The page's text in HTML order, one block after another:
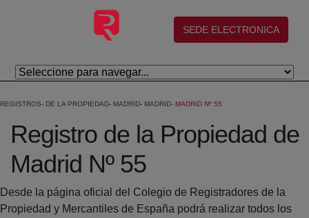
Salta al contingut principal
(abre en nueva ventana)
SEDE ELECTRONICA
REGISTROS DE LA PROPIEDAD MADRID MADRID MADRID Nº 55
Registro de la Propiedad de
Madrid Nº 55
Desde la página oficial del Colegio de Registradores de la
Propiedad y Mercantiles de España podrá realizar todos los